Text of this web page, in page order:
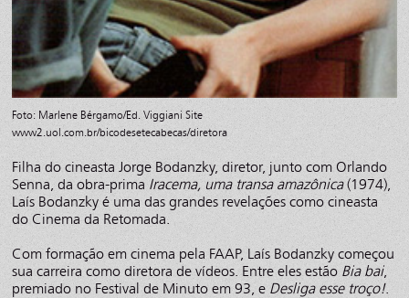
Foto: Marlene Bérgamo/Ed. Viggiani Site
www2.uol.com.br/bicodesetecabecas/diretora
Filha do cineasta Jorge Bodanzky, diretor, junto com Orlando
Senna, da obra-prima Iracema, uma transa amazônica(1974),
Laís Bodanzky é uma das grandes revelações como cineasta
do Cinema da Retomada.
Com formação em cinema pela FAAP, Laís Bodanzky começou
sua carreira como diretora de vídeos. Entre eles estão Bia bai,
premiado no Festival de Minuto em 93, eDesliga esse troço!.